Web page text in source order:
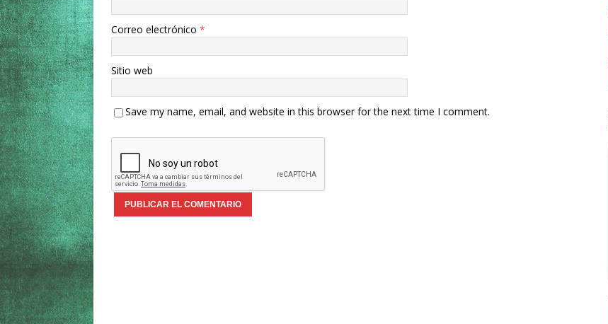
Correo electrónico *
Sitio web
Save my name, email, and website in this browser for the next time I comment.